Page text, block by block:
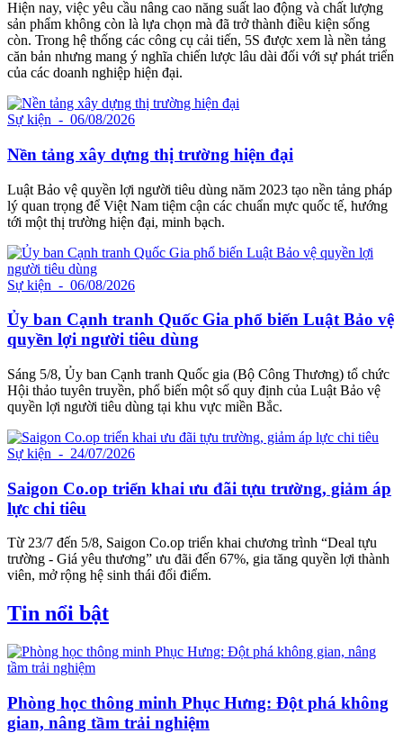
Hiện nay, việc yêu cầu nâng cao năng suất lao động và chất lượng
sản phẩm không còn là lựa chọn mà đã trở thành điều kiện sống
còn. Trong hệ thống các công cụ cải tiến, 5S được xem là nền tảng
căn bản nhưng mang ý nghĩa chiến lược lâu dài đối với sự phát triển
của các doanh nghiệp hiện đại.
Sự kiện - 06/08/2026
Nền tảng xây dựng thị trường hiện đại
Luật Bảo vệ quyền lợi người tiêu dùng năm 2023 tạo nền tảng pháp
lý quan trọng để Việt Nam tiệm cận các chuẩn mực quốc tế, hướng
tới một thị trường hiện đại, minh bạch.
Sự kiện - 06/08/2026
Ủy ban Cạnh tranh Quốc Gia phổ biến Luật Bảo vệ
quyền lợi người tiêu dùng
Sáng 5/8, Ủy ban Cạnh tranh Quốc gia (Bộ Công Thương) tổ chức
Hội thảo tuyên truyền, phổ biến một số quy định của Luật Bảo vệ
quyền lợi người tiêu dùng tại khu vực miền Bắc.
Sự kiện - 24/07/2026
Saigon Co.op triển khai ưu đãi tựu trường, giảm áp
lực chi tiêu
Từ 23/7 đến 5/8, Saigon Co.op triển khai chương trình “Deal tựu
trường - Giá yêu thương” ưu đãi đến 67%, gia tăng quyền lợi thành
viên, mở rộng hệ sinh thái đổi điểm.
Tin nổi bật
Phòng học thông minh Phục Hưng: Đột phá không
gian, nâng tầm trải nghiệm